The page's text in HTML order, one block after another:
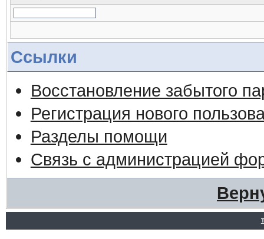
Ссылки
Восстановление забытого
Регистрация нового
Разделы помощи
Связь с администрацией